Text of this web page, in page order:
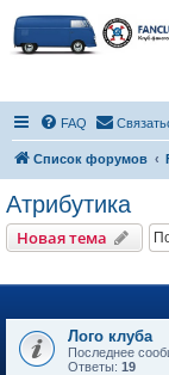
FAQ
Список форумов
Атрибутика
Новая тема
Лого клуба
Последнее
Ответы: 19